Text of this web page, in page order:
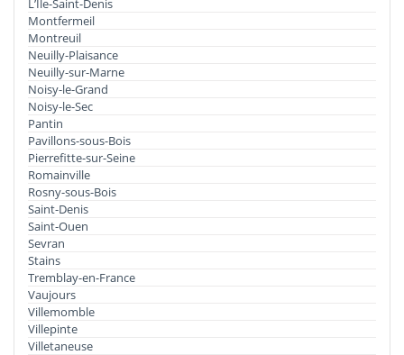
L’Île-Saint-Denis
Montfermeil
Montreuil
Neuilly-Plaisance
Neuilly-sur-Marne
Noisy-le-Grand
Noisy-le-Sec
Pantin
Pavillons-sous-Bois
Pierrefitte-sur-Seine
Romainville
Rosny-sous-Bois
Saint-Denis
Saint-Ouen
Sevran
Stains
Tremblay-en-France
Vaujours
Villemomble
Villepinte
Villetaneuse